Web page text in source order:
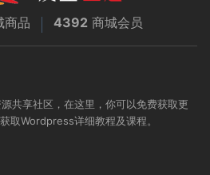
商品 4392 商城会员
共享社区，在这里，你可以免费获取更
取Wordpress详细教程及课程。